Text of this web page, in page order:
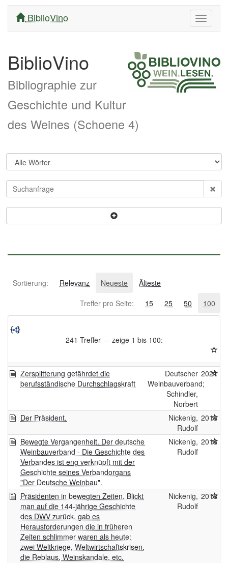
ein/
BiblioVino
BiblioVino
Bibliographie zur
Geschichte und Kultur
des Weines (Schoene 4)
Sortierung: Relevanz Neueste
Älteste
Treffer pro Seite:
15 25 50 100
241 Treffer — zeige 1 bis 100:
Zersplitterung gefährdet die
berufsständische Durchschlagskraft
Deutscher
Weinbauverband;
Schindler,
Norbert
2021
Der Präsident.
Nickenig,
Rudolf
2018
Bewegte Vergangenheit. Der deutsche
Weinbauverband - Die Geschichte des
Verbandes ist eng verknüpft mit der
Geschichte seines Verbandorgans
"Der Deutsche Weinbau".
Nickenig,
Rudolf
2018
Präsidenten in bewegten Zeiten. Blickt
man auf die 144-jährige Geschichte
des DWV zurück, gab es
Herausforderungen die in früheren
Zeiten schlimmer waren als heute:
zwei Weltkriege, Weltwirtschaftskrisen,
die Reblaus, Weinskandale, etc.
Nickenig,
Rudolf
2018